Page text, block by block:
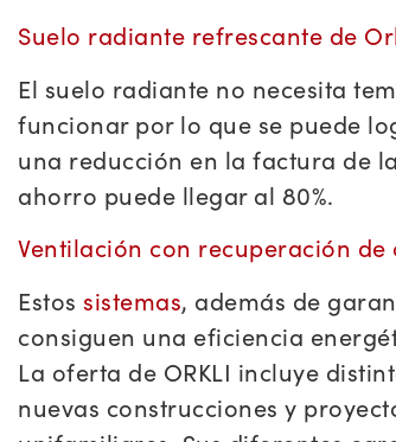
Suelo radiante refrescante de
El suelo radiante no necesita
funcionar por lo que se puede
una reducción en la factura de
ahorro puede llegar al 80%.
Ventilación con recuperación de
Estos sistemas, además de
consiguen una eficiencia
La oferta de ORKLI incluye
nuevas construcciones y